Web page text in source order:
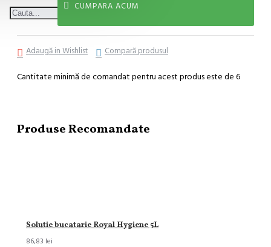
CUMPARA ACUM
Adaugă in Wishlist Compară produsul
Cantitate minimă de comandat pentru acest produs este de 6
Produse Recomandate
Solutie bucatarie Royal Hygiene 5L
86,83 lei